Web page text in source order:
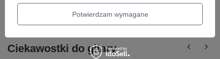
Ciekawostki do gitary
Potwierdzam wymagane